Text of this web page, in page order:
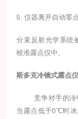
5. 仪器离开自动零
分束反射光学系统
校准露点仪中。
斯多克冷镜式露点
竞争对手的冷镜
当露点低于0℃时冰